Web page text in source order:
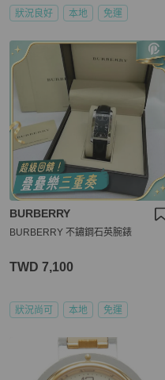
狀況良好 本地 免運
BURBERRY
BURBERRY 不鏽鋼石英腕錶
TWD 7,100
狀況尚可 本地 免運